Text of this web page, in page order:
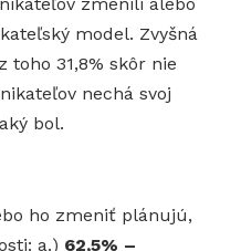
model. Zvyšná
toho 31,8% skôr nie
nechá svoj
bol.
ho zmeniť plánujú,
a.) 62,5% –